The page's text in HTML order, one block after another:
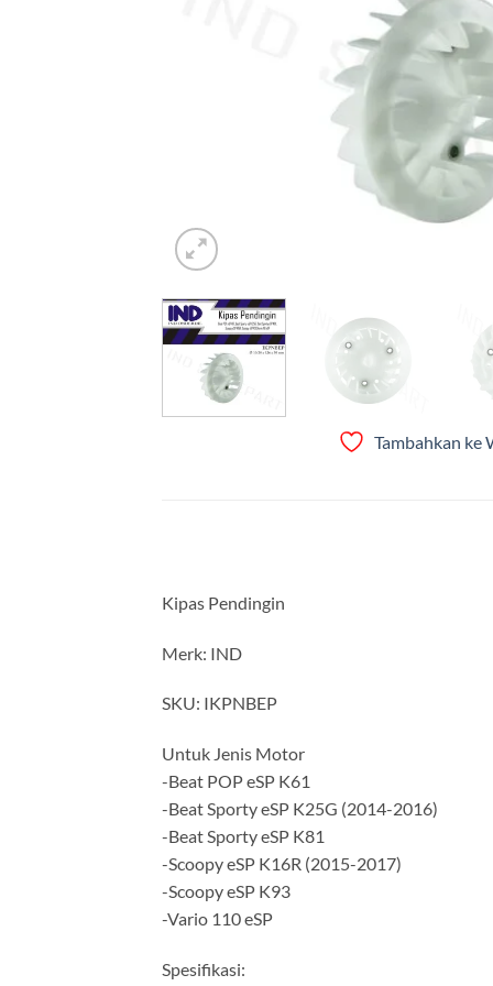
Tambahkan ke
Kipas Pendingin
Merk: IND
SKU: IKPNBEP
Untuk Jenis Motor
-Beat POP eSP K61
-Beat Sporty eSP K25G (2014-2016)
-Beat Sporty eSP K81
-Scoopy eSP K16R (2015-2017)
-Scoopy eSP K93
-Vario 110 eSP
Spesifikasi: